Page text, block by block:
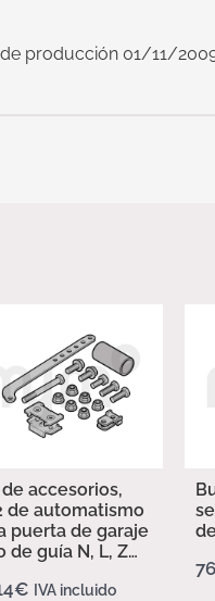
producción 01/11/
accesorios,
de automatismo
puerta de garaje
de guía N, L, Z
€ IVA incluido